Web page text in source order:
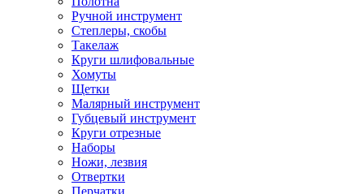
Ручной инструмент
Степлеры, скобы
Такелаж
Круги шлифовальные
Хомуты
Щетки
Малярный инструмент
Губцевый инструмент
Круги отрезные
Наборы
Ножи, лезвия
Отвертки
Перчатки